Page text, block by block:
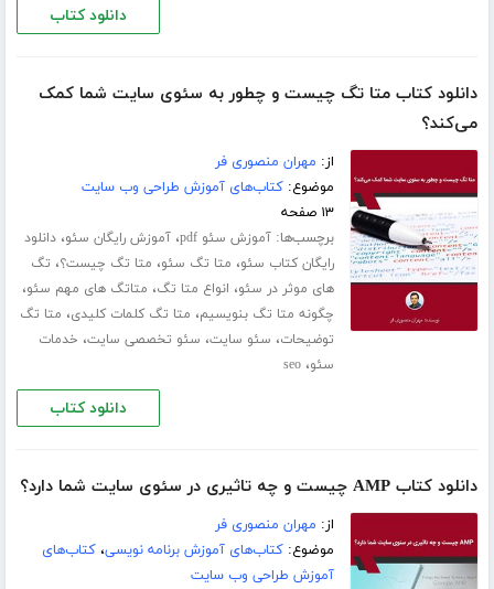
دانلود کتاب
دانلود کتاب متا تگ چیست و چطور به سئوی سایت شما کمک
می‌کند؟
از: مهران منصوری فر
موضوع:کتاب‌های آموزش طراحی وب سایت
۱۳ صفحه
برچسب‌ها:آموزش سئو pdf ،آموزش رایگان سئو،دانلود
رایگان کتاب سئو، متا تگ سئو، متا تگ چیست؟، تگ
های موثر در سئو، انواع متا تگ، متاتگ های مهم سئو،
چگونه متا تگ بنویسیم، متا تگ کلمات کلیدی، متا تگ
توضیحات، سئو سایت، سئو تخصصی سایت، خدمات
سئو،seo
دانلود کتاب
دانلود کتاب AMP چیست و چه تاثیری در سئوی سایت شما دارد؟
از: مهران منصوری فر
موضوع:کتاب‌های آموزش برنامه نویسی،کتاب‌های
آموزش طراحی وب سایت